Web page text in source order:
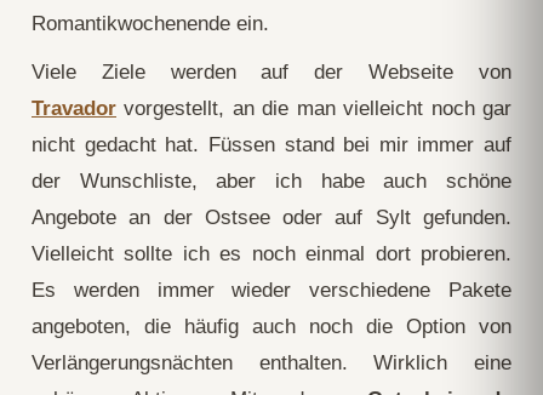
Romantikwochenende ein.
Viele Ziele werden auf der Webseite von
Travador vorgestellt, an die man vielleicht noch gar
nicht gedacht hat. Füssen stand bei mir immer auf
der Wunschliste, aber ich habe auch schöne
Angebote an der Ostsee oder auf Sylt gefunden.
Vielleicht sollte ich es noch einmal dort probieren.
Es werden immer wieder verschiedene Pakete
angeboten, die häufig auch noch die Option von
Verlängerungsnächten enthalten. Wirklich eine